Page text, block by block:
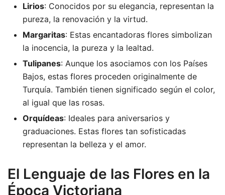
Lirios: Conocidos por su elegancia, representan la
pureza, la renovación y la virtud.
Margaritas: Estas encantadoras flores simbolizan
la inocencia, la pureza y la lealtad.
Tulipanes: Aunque los asociamos con los Países
Bajos, estas flores proceden originalmente de
Turquía. También tienen significado según el color,
al igual que las rosas.
Orquídeas: Ideales para aniversarios y
graduaciones. Estas flores tan sofisticadas
representan la belleza y el amor.
El Lenguaje de las Flores en la
Época Victoriana